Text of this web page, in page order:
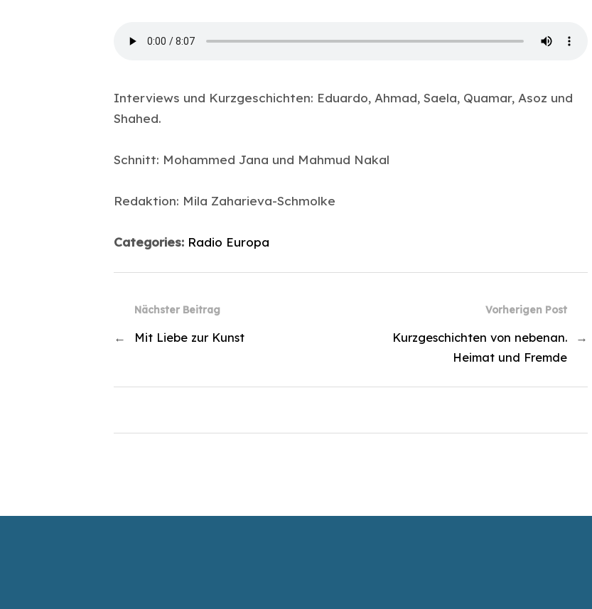
Interviews und Kurzgeschichten: Eduardo, Ahmad, Saela, Quamar, Asoz und
Shahed.
Schnitt: Mohammed Jana und Mahmud Nakal
Redaktion: Mila Zaharieva-Schmolke
Categories: Radio Europa
Vorherigen Post
Kurzgeschichten von nebenan.
Heimat und Fremde
→
Nächster Beitrag
← Mit Liebe zur Kunst